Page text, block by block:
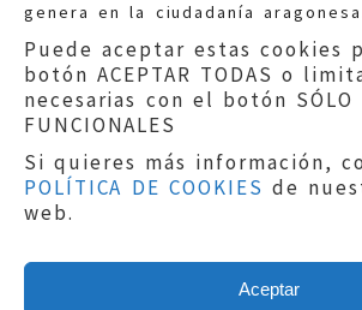
genera en la ciudadanía
Puede aceptar estas cookies
botón ACEPTAR TODAS o
necesarias con el botón SÓLO
FUNCIONALES
Si quieres más información,
POLÍTICA DE COOKIES de
web.
Aceptar
Teléfonos:900 210 210
Aviso legal|Política de
Protección de Datos
Política de cookies